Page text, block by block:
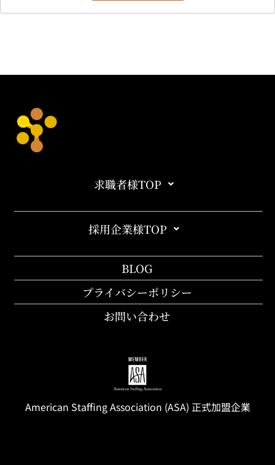
求職者様TOP
採用企業様TOP
BLOG
プライバシーポリシー
お問い合わせ
American StaffingAssociation (ASA) 正式加盟企業